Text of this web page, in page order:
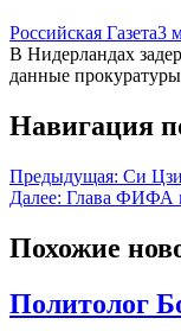
Российская Газета3
В Нидерландах
данные
Навигация
Предыдущая: Си
Далее: Глава ФИФА
Похожие
Политолог